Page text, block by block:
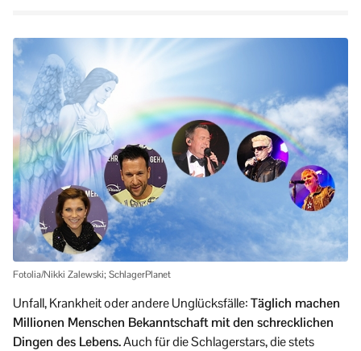
Fotolia/Nikki Zalewski; SchlagerPlanet
Unfall, Krankheit oder andere Unglücksfälle:Täglich machen
Millionen Menschen Bekanntschaft mit den schrecklichen
Dingen des Lebens.Auch für die Schlagerstars, die stets